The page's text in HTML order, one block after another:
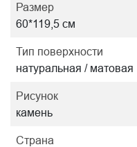
Размер
60*119,5 см
Тип поверхности
натуральная / матовая
Рисунок
камень
Страна